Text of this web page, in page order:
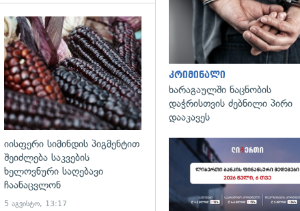
გადახედვა გადახედვა
იისფერი სიმინდის პიგმენტით
შეიძლება საკვების
ხელოვნური საღებავი
ჩაანაცვლონ
5 აგვისტო, 13:17
კრიმინალი
ხარაგაულში ნაცნობის
დაჭრისთვის ძებნილი პირი
დააკავეს